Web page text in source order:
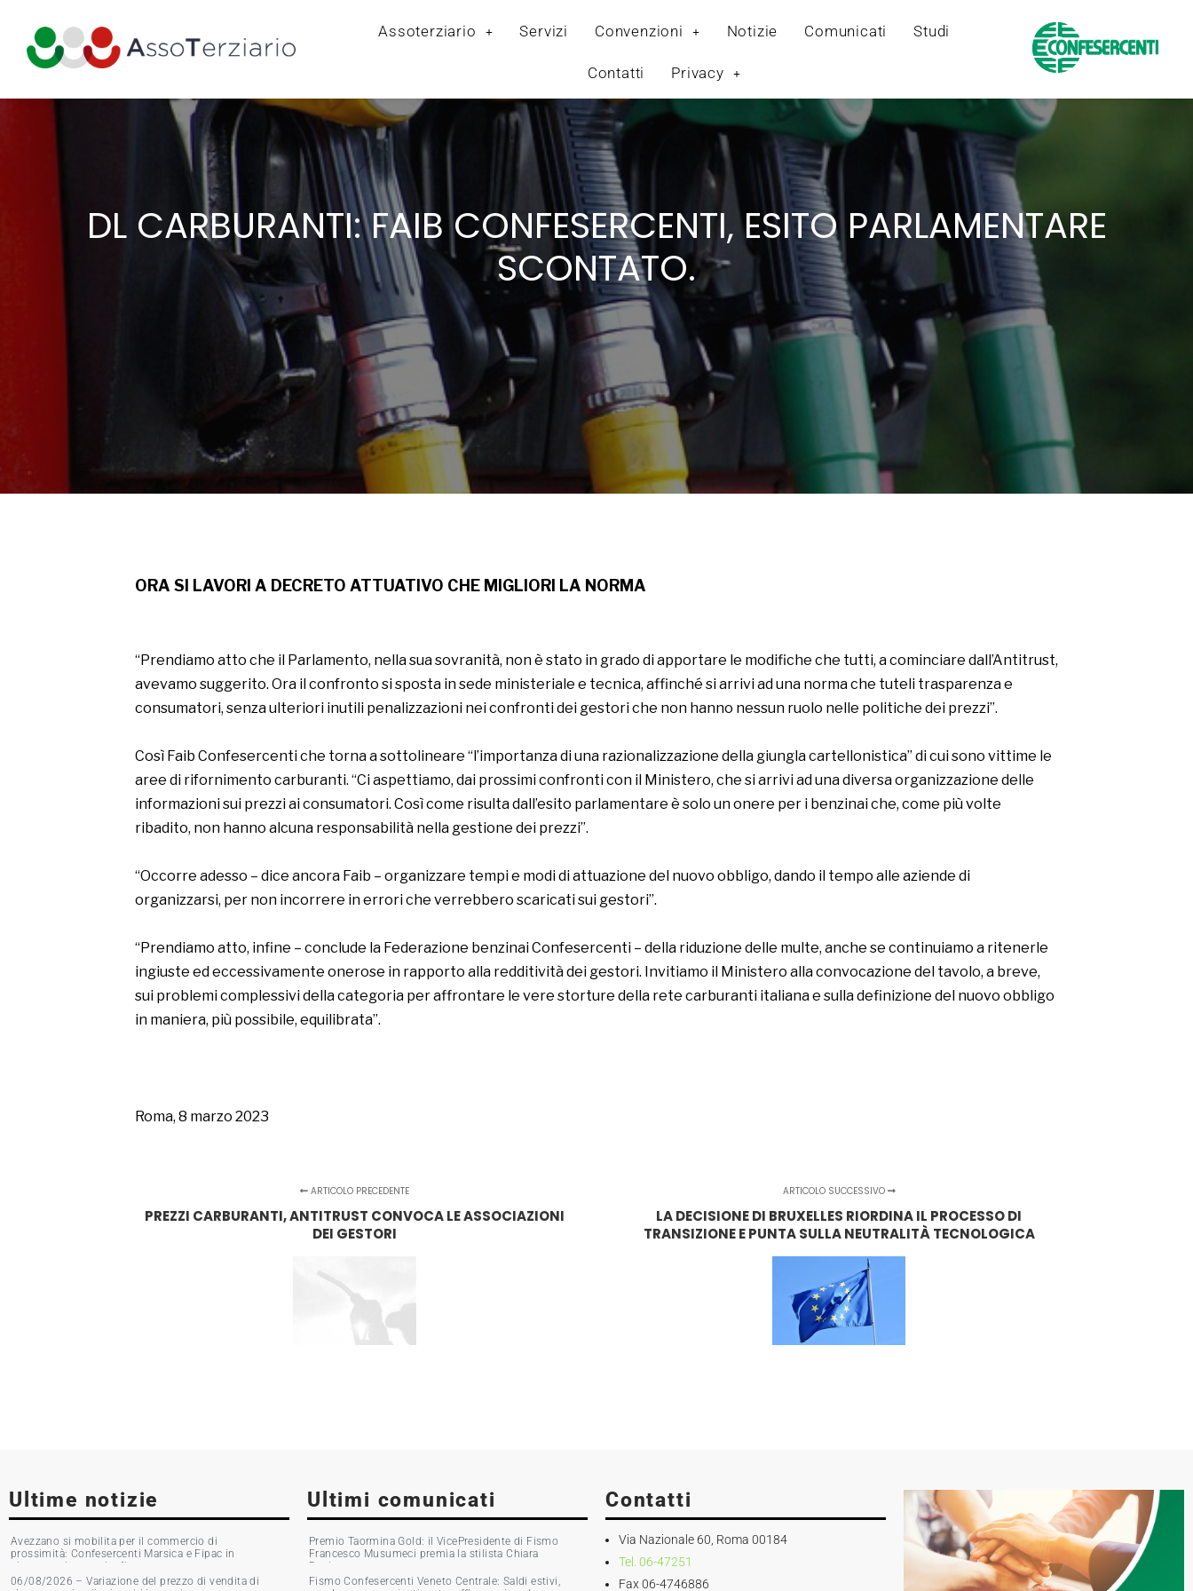
Assoterziario Servizi Convenzioni Notizie Comunicati Studi
Contatti Privacy
DL CARBURANTI: FAIB CONFESERCENTI, ESITO PARLAMENTARE
SCONTATO.
ORA SI LAVORI A DECRETO ATTUATIVO CHE MIGLIORI LA NORMA
“Prendiamo atto che il Parlamento, nella sua sovranità, non è stato in grado di apportare le modifiche che tutti, a cominciare dall’Antitrust,
avevamo suggerito. Ora il confronto si sposta in sede ministeriale e tecnica, affinché si arrivi ad una norma che tuteli trasparenza e
consumatori, senza ulteriori inutili penalizzazioni nei confronti dei gestori che non hanno nessun ruolo nelle politiche dei prezzi”.
Così Faib Confesercenti che torna a sottolineare “l’importanza di una razionalizzazione della giungla cartellonistica” di cui sono vittime le
aree di rifornimento carburanti. “Ci aspettiamo, dai prossimi confronti con il Ministero, che si arrivi ad una diversa organizzazione delle
informazioni sui prezzi ai consumatori. Così come risulta dall’esito parlamentare è solo un onere per i benzinai che, come più volte
ribadito, non hanno alcuna responsabilità nella gestione dei prezzi”.
“Occorre adesso – dice ancora Faib – organizzare tempi e modi di attuazione del nuovo obbligo, dando il tempo alle aziende di
organizzarsi, per non incorrere in errori che verrebbero scaricati sui gestori”.
“Prendiamo atto, infine – conclude la Federazione benzinai Confesercenti – della riduzione delle multe, anche se continuiamo a ritenerle
ingiuste ed eccessivamente onerose in rapporto alla redditività dei gestori. Invitiamo il Ministero alla convocazione del tavolo, a breve,
sui problemi complessivi della categoria per affrontare le vere storture della rete carburanti italiana e sulla definizione del nuovo obbligo
in maniera, più possibile, equilibrata”.
Roma, 8 marzo 2023
ARTICOLO PRECEDENTE
PREZZI CARBURANTI, ANTITRUST CONVOCA LE ASSOCIAZIONI
DEI GESTORI
ARTICOLO SUCCESSIVO
LA DECISIONE DI BRUXELLES RIORDINA IL PROCESSO DI
TRANSIZIONE E PUNTA SULLA NEUTRALITÀ TECNOLOGICA
Ultime notizie
Avezzano si mobilita per il commercio di
prossimità: Confesercenti Marsica e Fipac in
piazza per la raccolta firme
06/08/2026 – Variazione del prezzo di vendita di
Ultimi comunicati
Premio Taormina Gold: il VicePresidente di Fismo
Francesco Musumeci premia la stilista Chiara
Boni
Fismo Confesercenti Veneto Centrale: Saldi estivi,
Contatti
Via Nazionale 60, Roma 00184
Tel. 06-47251
Fax 06-4746886